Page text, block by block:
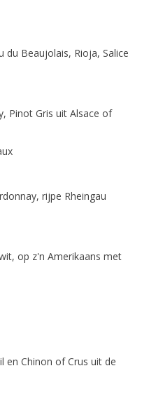
du Beaujolais, Rioja, Salice
Pinot Gris uit Alsace of
rijpe Rheingau
op z'n Amerikaans met
en Chinon of Crus uit de